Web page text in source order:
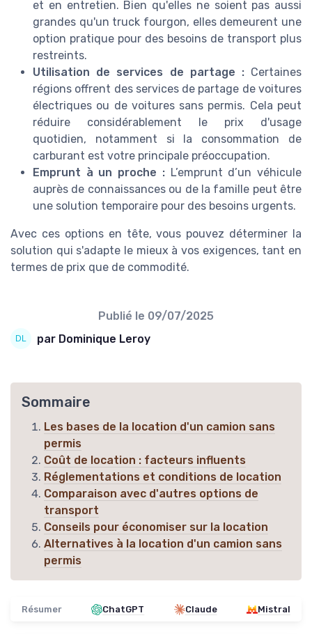
et en entretien. Bien qu'elles ne soient pas aussi
grandes qu'un truck fourgon, elles demeurent une
option pratique pour des besoins de transport plus
restreints.
Utilisation de services de partage :Certaines
régions offrent des services de partage de voitures
électriques ou de voitures sans permis. Cela peut
réduire considérablement le prix d'usage
quotidien, notamment si la consommation de
carburant est votre principale préoccupation.
Emprunt à un proche :L’emprunt d’un véhicule
auprès de connaissances ou de la famille peut être
une solution temporaire pour des besoins urgents.
Avec ces options en tête, vous pouvez déterminer la
solution qui s'adapte le mieux à vos exigences, tant en
termes de prix que de commodité.
Publié le 09/07/2025
par Dominique Leroy
Sommaire
Les bases de la location d'un camion sans
permis
Coût de location : facteurs influents
Réglementations et conditions de location
Comparaison avec d'autres options de
transport
Conseils pour économiser sur la location
Alternatives à la location d'un camion sans
permis
Résumer ChatGPT Claude Mistral